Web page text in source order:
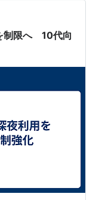
制限へ 10代向